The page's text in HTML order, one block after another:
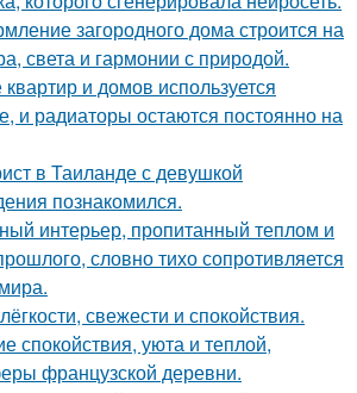
загородного дома строится на
света и гармонии с природой.
и домов используется
и радиаторы остаются постоянно на
в Таиланде с девушкой
познакомился.
интерьер, пропитанный теплом и
словно тихо сопротивляется
свежести и спокойствия.
спокойствия, уюта и теплой,
французской деревни.